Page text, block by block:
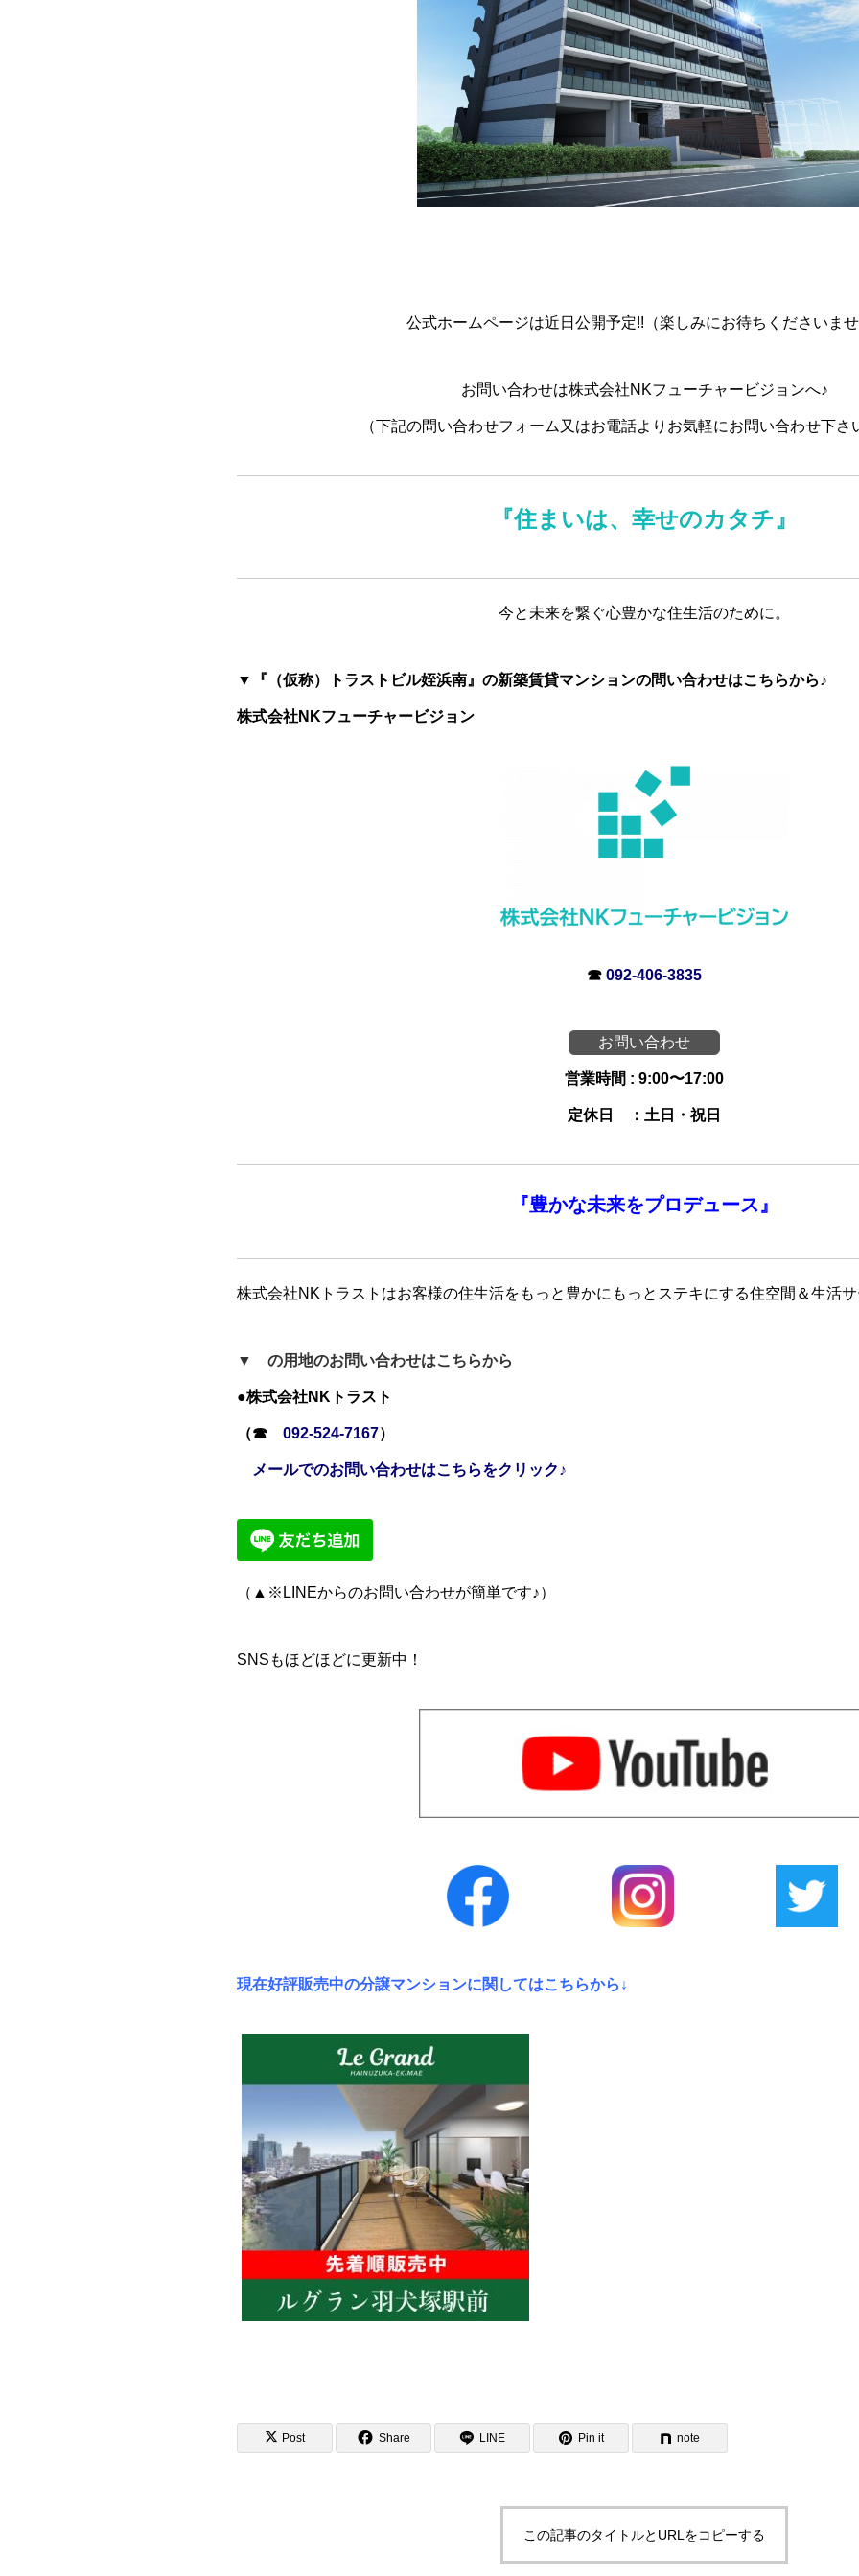
公式ホームページは近日公開予定!!（楽しみにお待ちくださいませ
お問い合わせは株式会社NKフューチャービジョンへ♪
（下記の問い合わせフォーム又はお電話よりお気軽にお問い合わせ下さ
『住まいは、幸せのカタチ』
今と未来を繋ぐ心豊かな住生活のために。
▼『（仮称）トラストビル姪浜南』の新築賃貸マンションの問い合わせはこちらから♪
株式会社NKフューチャービジョン
☎ 092-406-3835
お問い合わせ
営業時間 : 9:00〜17:00
定休日 ：土日・祝日
『豊かな未来をプロデュース』
株式会社NKトラストはお客様の住生活をもっと豊かにもっとステキにする住空間＆生活サ
▼ の用地のお問い合わせはこちらから
●株式会社NKトラスト
（☎ 092-524-7167）
メールでのお問い合わせはこちらをクリック♪
（▲※LINEからのお問い合わせが簡単です♪）
SNSもほどほどに更新中！
現在好評販売中の分譲マンションに関してはこちらから↓
Post Share LINE Pin it note
この記事のタイトルとURLをコピーする